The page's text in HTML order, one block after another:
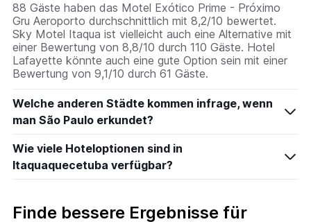
die
Wochentage
anzeigt.
Das
Diagramm
hat
1
Y-
Achse,
den
durchschnittlichen
Zimmerpreis
anzeigt.
88 Gäste haben das Motel Exótico Prime - Próximo
Gru Aeroporto durchschnittlich mit 8,2/10 bewertet.
Sky Motel Itaqua ist vielleicht auch eine Alternative mit
einer Bewertung von 8,8/10 durch 110 Gäste. Hotel
Lafayette könnte auch eine gute Option sein mit einer
Bewertung von 9,1/10 durch 61 Gäste.
Welche anderen Städte kommen infrage, wenn
man São Paulo erkundet?
Wie viele Hoteloptionen sind in
Itaquaquecetuba verfügbar?
Finde bessere Ergebnisse für